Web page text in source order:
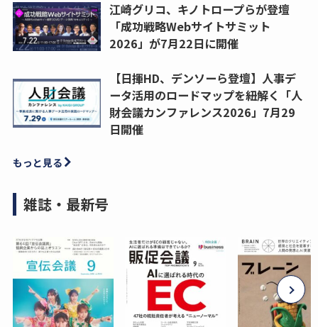
江崎グリコ、キノトロープらが登壇
「成功戦略Webサイトサミット
2026」が7月22日に開催
【日揮HD、デンソーら登壇】人事デ
ータ活用のロードマップを紐解く「人
財会議カンファレンス2026」7月29
日開催
もっと見る
雑誌・最新号